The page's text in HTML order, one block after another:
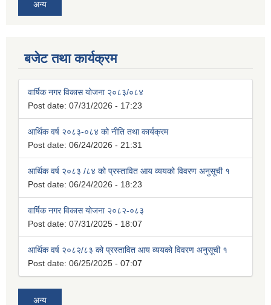
अन्य
बजेट तथा कार्यक्रम
वार्षिक नगर विकास योजना २०८३/०८४
Post date: 07/31/2026 - 17:23
आर्थिक वर्ष २०८३-०८४ को नीति तथा कार्यक्रम
Post date: 06/24/2026 - 21:31
आर्थिक वर्ष २०८३ /८४ को प्रस्तावित आय व्ययको विवरण अनुसूची १
Post date: 06/24/2026 - 18:23
वार्षिक नगर विकास योजना २०८२-०८३
Post date: 07/31/2025 - 18:07
आर्थिक वर्ष २०८२/८३ को प्रस्तावित आय व्ययको विवरण अनुसूची १
Post date: 06/25/2025 - 07:07
अन्य